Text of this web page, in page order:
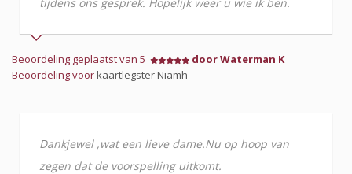
Beoordeling geplaatst van 5
door Waterman K
Beoordeling voorkaartlegster Niamh
Dankjewel ,wat een lieve dame.Nu op hoop van
zegen dat de voorspelling uitkomt.